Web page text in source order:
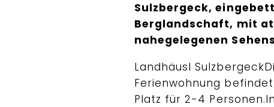
Sulzbergeck,
Berglandschaft, mit
nahegelegenen
Landhäusl
Ferienwohnung
Platz für 2-4